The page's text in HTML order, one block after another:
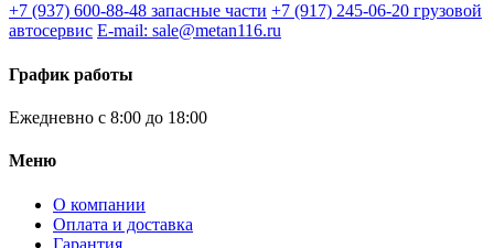
+7 (937) 600-88-48 запасные части +7 (917) 245-06-20 грузовой
автосервис E-mail: sale@metan116.ru
График работы
Ежедневно с 8:00 до 18:00
Меню
О компании
Оплата и доставка
Гарантия